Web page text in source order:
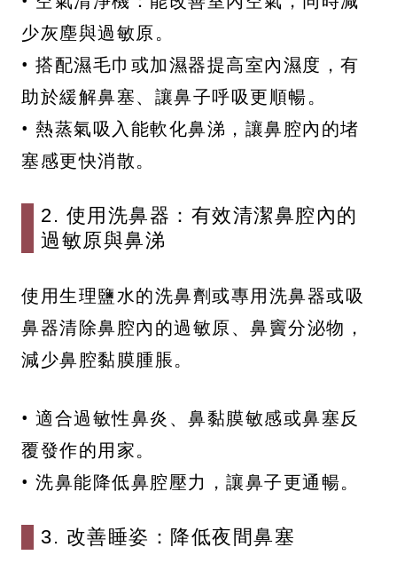
少灰塵與過敏原。
• 搭配濕毛巾或加濕器提高室內濕度，有
助於緩解鼻塞、讓鼻子呼吸更順暢。
• 熱蒸氣吸入能軟化鼻涕，讓鼻腔內的堵
塞感更快消散。
2. 使用洗鼻器：有效清潔鼻腔內的
過敏原與鼻涕
使用生理鹽水的洗鼻劑或專用洗鼻器或吸
鼻器清除鼻腔內的過敏原、鼻竇分泌物，
減少鼻腔黏膜腫脹。
• 適合過敏性鼻炎、鼻黏膜敏感或鼻塞反
覆發作的用家。
• 洗鼻能降低鼻腔壓力，讓鼻子更通暢。
3. 改善睡姿：降低夜間鼻塞